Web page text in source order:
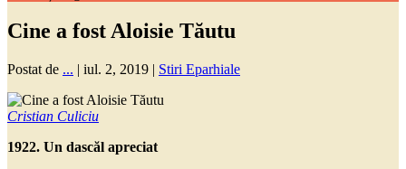
Cine a fost Aloisie Tăutu
Postat de ... | iul. 2, 2019 | Stiri Eparhiale
Cristian Culiciu
1922. Un dascăl apreciat